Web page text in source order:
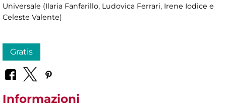
Universale (Ilaria Fanfarillo, Ludovica Ferrari, Irene Iodice e
Celeste Valente)
Gratis
Informazioni